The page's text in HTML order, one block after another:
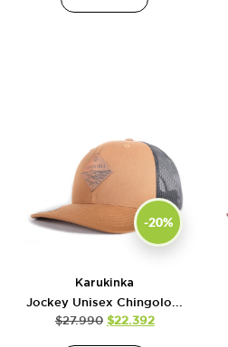
-20%
Karukinka
Jockey Unisex Chingolo...
$27.990 $22.392